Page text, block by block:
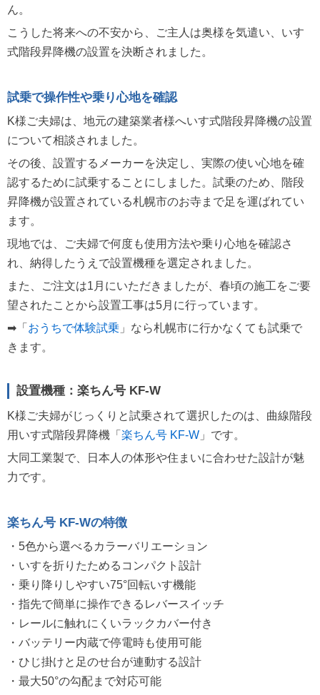
ん。
こうした将来への不安から、ご主人は奥様を気遣い、いす
式階段昇降機の設置を決断されました。
試乗で操作性や乗り心地を確認
K様ご夫婦は、地元の建築業者様へいす式階段昇降機の設置
について相談されました。
その後、設置するメーカーを決定し、実際の使い心地を確
認するために試乗することにしました。試乗のため、階段
昇降機が設置されている札幌市のお寺まで足を運ばれてい
ます。
現地では、ご夫婦で何度も使用方法や乗り心地を確認さ
れ、納得したうえで設置機種を選定されました。
また、ご注文は1月にいただきましたが、春頃の施工をご要
望されたことから設置工事は5月に行っています。
➡「 おうちで体験試乗 」なら札幌市に行かなくても試乗で
きます。
設置機種：楽ちん号 KF-W
K様ご夫婦がじっくりと試乗されて選択したのは、曲線階段
用いす式階段昇降機「 楽ちん号 KF-W 」です。
大同工業製で、日本人の体形や住まいに合わせた設計が魅
力です。
楽ちん号 KF-Wの特徴
・5色から選べるカラーバリエーション
・いすを折りたためるコンパクト設計
・乗り降りしやすい75°回転いす機能
・指先で簡単に操作できるレバースイッチ
・レールに触れにくいラックカバー付き
・バッテリー内蔵で停電時も使用可能
・ひじ掛けと足のせ台が連動する設計
・最大50°の勾配まで対応可能